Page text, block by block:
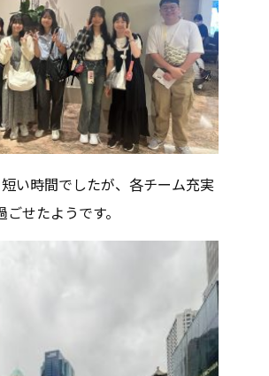
い時間でしたが、各チーム充実
せたようです。